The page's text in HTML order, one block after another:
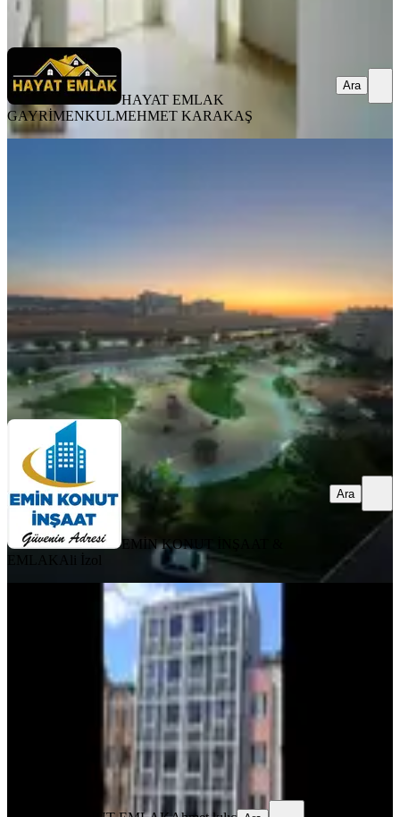
Ara
HAYAT EMLAK
GAYRİMENKULMEHMET KARAKAŞ
Ara
4.000.000 ₺
EMİN KONUT İNŞAAT & EMLAKAli İzol
EMİN KONUT İNŞAAT &
Ali İzol
Ara
Acil Satilik Esyali 1+1
Haliliye, Bamyasuyu Mahallesi
1+1· 65 m²· 3. Kat· 06.08.2026
1.100.000 ₺
MAŞUK KONUT EMLAKAhmet kılıç